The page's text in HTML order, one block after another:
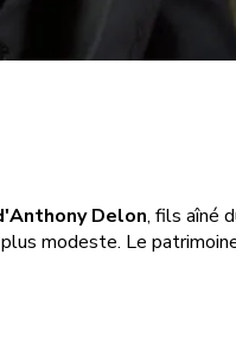
Delon, fils aîné
modeste. Le